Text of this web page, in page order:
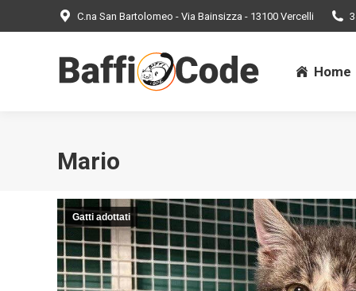
C.na San Bartolomeo - Via Bainsizza - 13100 Vercelli
Home
Mario
Gatti adottati
Home